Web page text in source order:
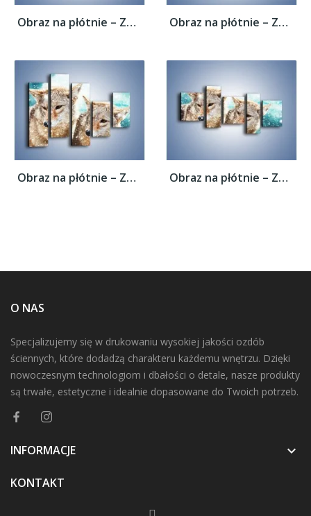
Obraz na płótnie – Zaciekawione wilki w... Obraz na płótnie – Zaciekawione wilki w...
Obraz na płótnie – Zaciekawione wilki w... Obraz na płótnie – Zaciekawione wilki w...
O NAS
Specjalizujemy się w drukowaniu wysokiej jakości ozdób
ściennych, które dodadzą charakteru każdemu wnętrzu. Dzięki
nowoczesnym technologiom i dbałości o detale, nasze produkty
są trwałe, estetyczne i idealnie dopasowane do Twoich potrzeb.
INFORMACJE 
KONTAKT